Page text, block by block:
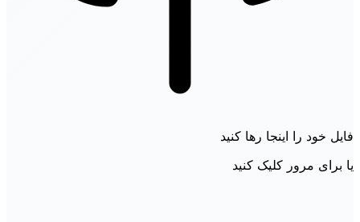
فایل خود را اینجا رها کنید
یا برای مرور کلیک کنید